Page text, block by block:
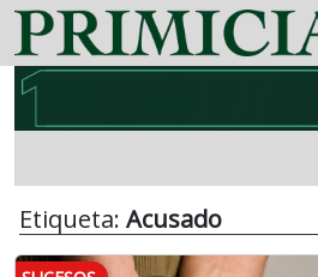
Etiqueta: Acusado